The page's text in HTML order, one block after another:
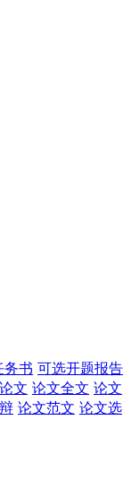
务书 可选开题报告
文 论文全文 论文
论文范文 论文选